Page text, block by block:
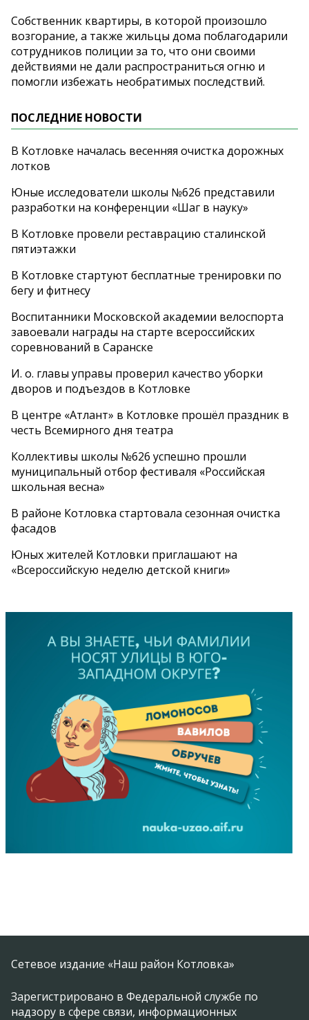
Собственник квартиры, в которой произошло
возгорание, а также жильцы дома поблагодарили
сотрудников полиции за то, что они своими
действиями не дали распространиться огню и
помогли избежать необратимых последствий.
ПОСЛЕДНИЕ НОВОСТИ
В Котловке началась весенняя очистка дорожных
лотков
Юные исследователи школы №626 представили
разработки на конференции «Шаг в науку»
В Котловке провели реставрацию сталинской
пятиэтажки
В Котловке стартуют бесплатные тренировки по
бегу и фитнесу
Воспитанники Московской академии велоспорта
завоевали награды на старте всероссийских
соревнований в Саранске
И. о. главы управы проверил качество уборки
дворов и подъездов в Котловке
В центре «Атлант» в Котловке прошёл праздник в
честь Всемирного дня театра
Коллективы школы №626 успешно прошли
муниципальный отбор фестиваля «Российская
школьная весна»
В районе Котловка стартовала сезонная очистка
фасадов
Юных жителей Котловки приглашают на
«Всероссийскую неделю детской книги»
Сетевое издание «Наш район Котловка»
Зарегистрировано в Федеральной службе по
надзору в сфере связи, информационных